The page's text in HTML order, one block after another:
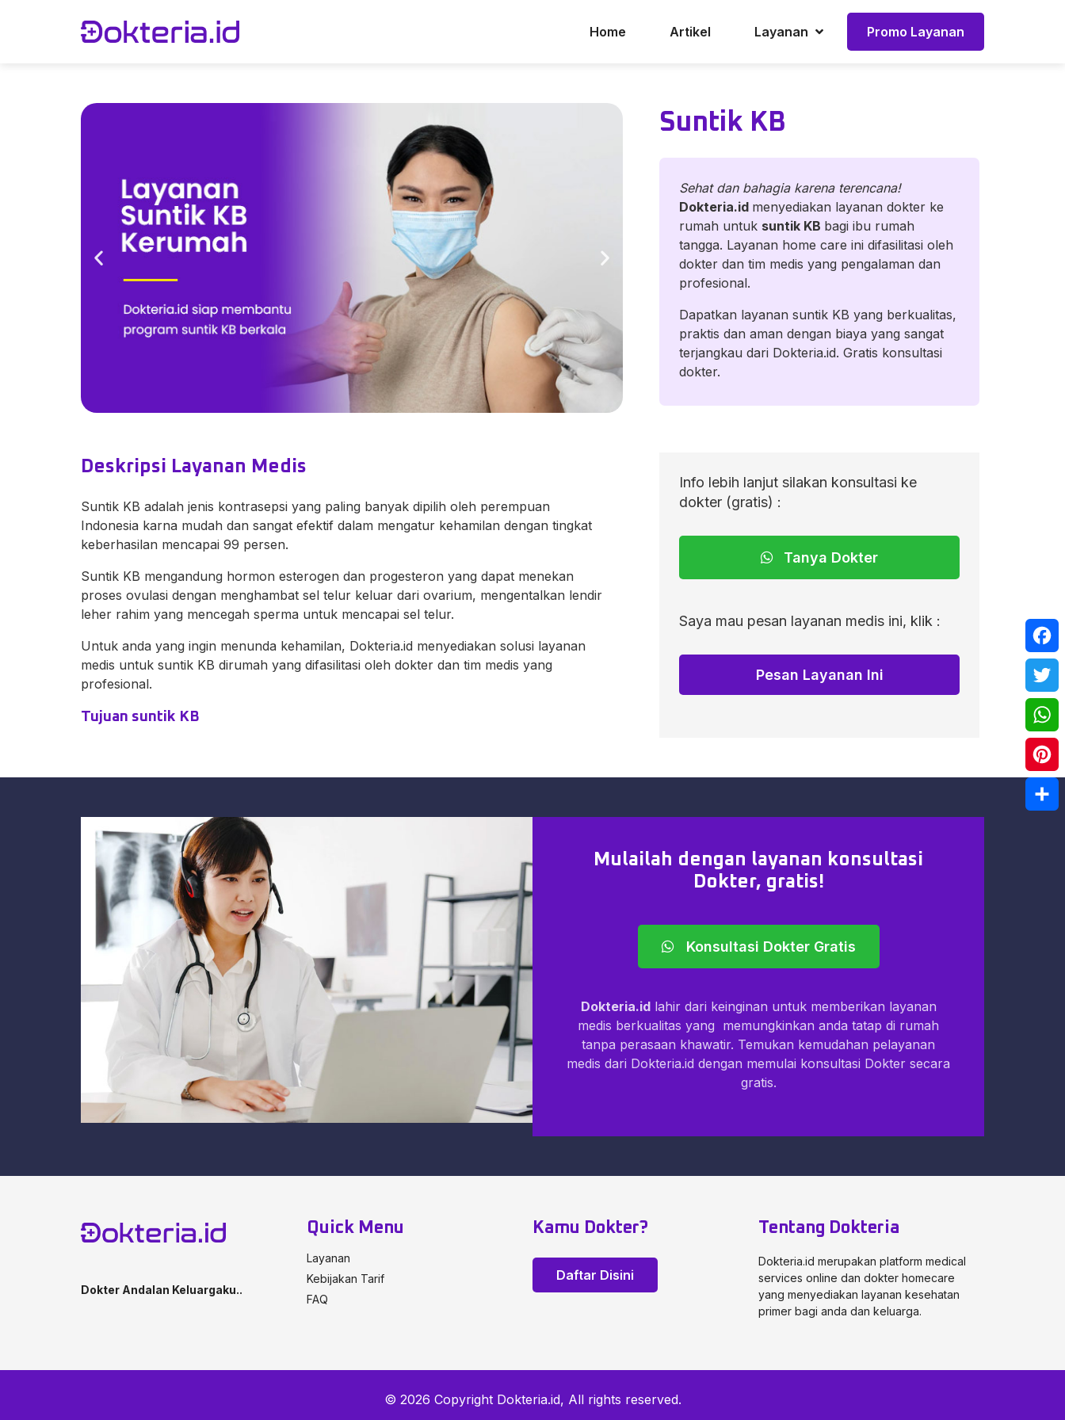
Home Artikel Layanan Promo Layanan
Suntik KB
Sehat dan bahagia karena terencana!
Dokteria.id menyediakan layanan dokter ke
rumah untuk suntik KB bagi ibu rumah
tangga. Layanan home care ini difasilitasi oleh
dokter dan tim medis yang pengalaman dan
profesional.
Dapatkan layanan suntik KB yang berkualitas,
praktis dan aman dengan biaya yang sangat
terjangkau dari Dokteria.id. Gratis konsultasi
dokter.
Deskripsi Layanan Medis
Suntik KB adalah jenis kontrasepsi yang paling banyak dipilih oleh perempuan
Indonesia karna mudah dan sangat efektif dalam mengatur kehamilan dengan tingkat
keberhasilan mencapai 99 persen.
Suntik KB mengandung hormon esterogen dan progesteron yang dapat menekan
proses ovulasi dengan menghambat sel telur keluar dari ovarium, mengentalkan lendir
leher rahim yang mencegah sperma untuk mencapai sel telur.
Untuk anda yang ingin menunda kehamilan, Dokteria.id menyediakan solusi layanan
medis untuk suntik KB dirumah yang difasilitasi oleh dokter dan tim medis yang
profesional.
Tujuan suntik KB
Untuk wanita normal suntik KB dilakukan setiap 1 bulan sekali
Untuk wanita baru melahirkan dan sedang menyusui suntik KB bisa dilakukan
pada minggu ke-6 setelah bersalin
Waktu Untuk Suntik KB
Waktu terbaik untuk suntik KB adalah pada hari ke 5–7 dalam siklus menstruasi. Jika
melewati batas hari ke-7 efektivitasnya bisa berkurang.
Metode Tindakan
Pemeriksaan tekanan darah pasien suntik KB
Konsultasi riwayat kesehatan dan riwayat alergi
Injeksi suntik KB melalui lengan atau bokong
Efek Samping Suntik KB
Efek samping suntik KB yang umum disebut efek hormonal setelah disuntikkannya
Peningkatan berat badan
Perubahan mood secara tiba-tiba
Penurunan kemampuan seksual
Nyeri payudara
Konsultasikan riwayat medis anda kepada dokter sebelum melakukan treatment
Info lebih lanjut silakan konsultasi ke
dokter (gratis) :
Tanya Dokter
Saya mau pesan layanan medis ini, klik :
Pesan Layanan Ini
Mulailah dengan layanan konsultasi
Dokter, gratis!
Konsultasi Dokter Gratis
Dokteria.idlahir dari keinginan untuk memberikan layanan
medis berkualitas yang memungkinkan anda tatap di rumah
tanpa perasaan khawatir. Temukan kemudahan pelayanan
medis dari Dokteria.id dengan memulai konsultasi Dokter secara
gratis.
Dokter Andalan Keluargaku..
Quick Menu
Layanan
Kebijakan Tarif
FAQ
Kamu Dokter?
Daftar Disini
Tentang Dokteria
Dokteria.id merupakan platform medical
services online dan dokter homecare
yang menyediakan layanan kesehatan
primer bagi anda dan keluarga.
© 2026 Copyright Dokteria.id, All rights reserved.